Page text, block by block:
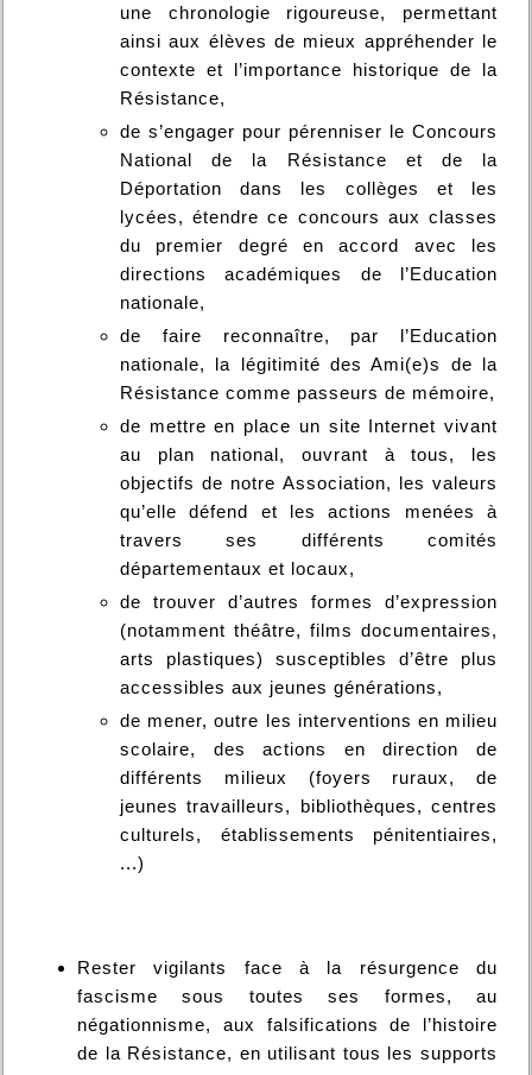
une chronologie rigoureuse, permettant
ainsi aux élèves de mieux appréhender le
contexte et l’importance historique de la
Résistance,
de s’engager pour pérenniser le Concours
National de la Résistance et de la
Déportation dans les collèges et les
lycées, étendre ce concours aux classes
du premier degré en accord avec les
directions académiques de l’Education
nationale,
de faire reconnaître, par l’Education
nationale, la légitimité des Ami(e)s de la
Résistance comme passeurs de mémoire,
de mettre en place un site Internet vivant
au plan national, ouvrant à tous, les
objectifs de notre Association, les valeurs
qu’elle défend et les actions menées à
travers ses différents comités
départementaux et locaux,
de trouver d’autres formes d’expression
(notamment théâtre, films documentaires,
arts plastiques) susceptibles d’être plus
accessibles aux jeunes générations,
de mener, outre les interventions en milieu
scolaire, des actions en direction de
différents milieux (foyers ruraux, de
jeunes travailleurs, bibliothèques, centres
culturels, établissements pénitentiaires,
...)
Rester vigilants face à la résurgence du
fascisme sous toutes ses formes, au
négationnisme, aux falsifications de l’histoire
de la Résistance, en utilisant tous les supports